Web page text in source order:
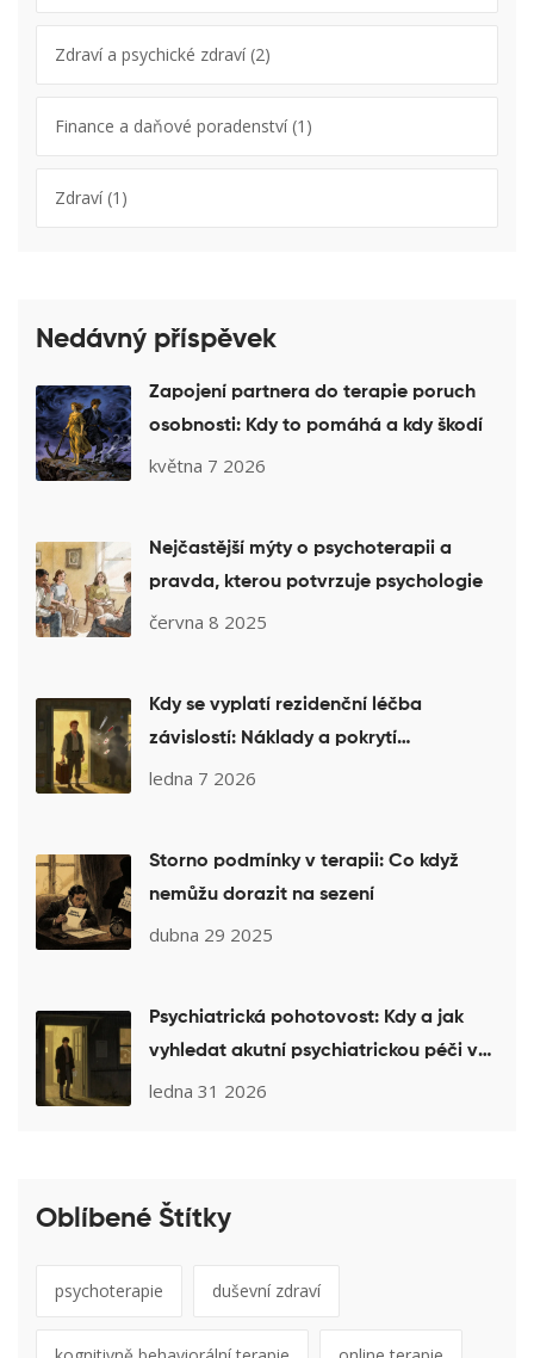
Zdraví a psychické zdraví(2)
Finance a daňové poradenství(1)
Zdraví(1)
Nedávný příspěvek
Zapojení partnera do terapie poruch
osobnosti: Kdy to pomáhá a kdy škodí
května 7 2026
Nejčastější mýty o psychoterapii a
pravda, kterou potvrzuje psychologie
června 8 2025
Kdy se vyplatí rezidenční léčba
závislostí: Náklady a pokrytí
pojišťovnou
ledna 7 2026
Storno podmínky v terapii: Co když
nemůžu dorazit na sezení
dubna 29 2025
Psychiatrická pohotovost: Kdy a jak
vyhledat akutní psychiatrickou péči v
České republice
ledna 31 2026
Oblíbené Štítky
psychoterapie duševní zdraví